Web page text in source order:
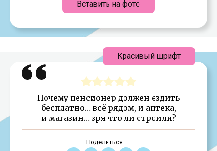
Вставить на фото
Почему пенсионер должен ездить
бесплатно… всё рядом, и аптека,
и магазин… зря что ли строили?
Поделиться:
Красивый шрифт